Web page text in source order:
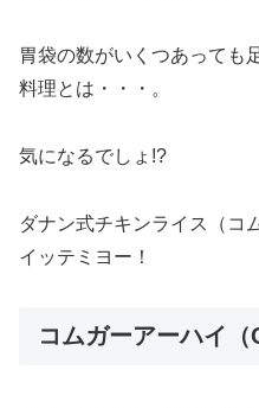
胃袋の数がいくつあっても
料理とは・・・。
気になるでしょ!?
ダナン式チキンライス（コ
イッテミヨー！
コムガーアーハイ